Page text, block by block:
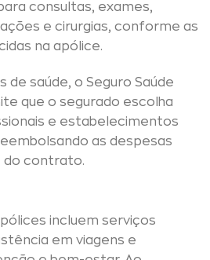
consultas, exames,
e cirurgias, conforme as
na apólice.
de saúde, o Seguro Saúde
que o segurado escolha
e estabelecimentos
as despesas
do contrato.
incluem serviços
em viagens e